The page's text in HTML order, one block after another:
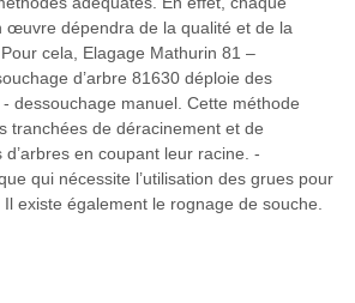
œuvre dépendra de la qualité et de la
cela, Elagage Mathurin 81 –
d’arbre 81630 déploie des
dessouchage manuel. Cette méthode
tranchées de déracinement et de
en coupant leur racine. -
qui nécessite l’utilisation des grues pour
existe également le rognage de souche.